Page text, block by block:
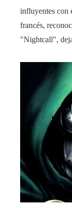
influyentes con
francés,
"Nightcall",